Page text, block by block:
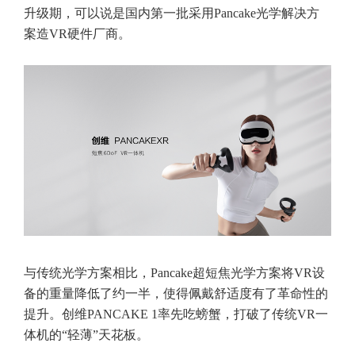
升级期，可以说是国内第一批采用Pancake光学解决方
案造VR硬件厂商。
与传统光学方案相比，Pancake超短焦光学方案将VR设
备的重量降低了约一半，使得佩戴舒适度有了革命性的
提升。创维PANCAKE 1率先吃螃蟹，打破了传统VR一
体机的“轻薄”天花板。